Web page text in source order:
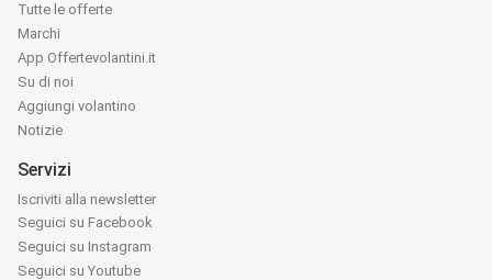
Tutte le offerte
Marchi
App Offertevolantini.it
Su di noi
Aggiungi volantino
Notizie
Servizi
Iscriviti alla newsletter
Seguici su Facebook
Seguici su Instagram
Seguici su Youtube